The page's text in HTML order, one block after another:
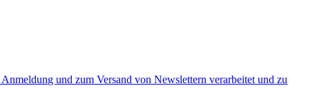
und zum Versand von Newslettern verarbeitet und zu